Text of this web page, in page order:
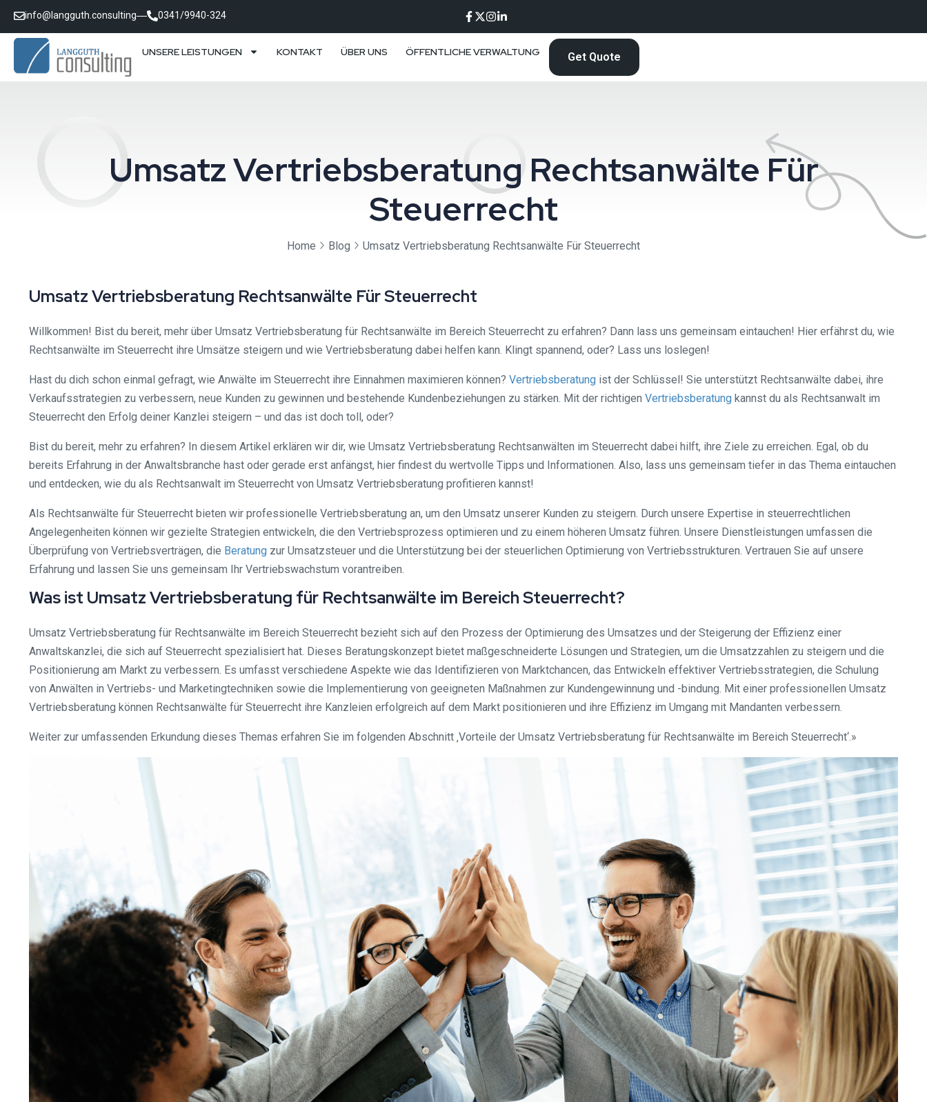
info@langguth.consulting 0341/9940-324
UNSERE LEISTUNGEN KONTAKT ÜBER UNS ÖFFENTLICHE VERWALTUNG Get Quote
Umsatz Vertriebsberatung Rechtsanwälte Für
Steuerrecht
Home Blog Umsatz Vertriebsberatung Rechtsanwälte Für Steuerrecht
Umsatz Vertriebsberatung Rechtsanwälte Für Steuerrecht
Willkommen! Bist du bereit, mehr über Umsatz Vertriebsberatung für Rechtsanwälte im Bereich Steuerrecht zu erfahren? Dann lass uns gemeinsam eintauchen! Hier erfährst du, wie
Rechtsanwälte im Steuerrecht ihre Umsätze steigern und wie Vertriebsberatung dabei helfen kann. Klingt spannend, oder? Lass uns loslegen!
Hast du dich schon einmal gefragt, wie Anwälte im Steuerrecht ihre Einnahmen maximieren können? Vertriebsberatung ist der Schlüssel! Sie unterstützt Rechtsanwälte dabei, ihre
Verkaufsstrategien zu verbessern, neue Kunden zu gewinnen und bestehende Kundenbeziehungen zu stärken. Mit der richtigen Vertriebsberatung kannst du als Rechtsanwalt im
Steuerrecht den Erfolg deiner Kanzlei steigern – und das ist doch toll, oder?
Bist du bereit, mehr zu erfahren? In diesem Artikel erklären wir dir, wie Umsatz Vertriebsberatung Rechtsanwälten im Steuerrecht dabei hilft, ihre Ziele zu erreichen. Egal, ob du
bereits Erfahrung in der Anwaltsbranche hast oder gerade erst anfängst, hier findest du wertvolle Tipps und Informationen. Also, lass uns gemeinsam tiefer in das Thema eintauchen
und entdecken, wie du als Rechtsanwalt im Steuerrecht von Umsatz Vertriebsberatung profitieren kannst!
Als Rechtsanwälte für Steuerrecht bieten wir professionelle Vertriebsberatung an, um den Umsatz unserer Kunden zu steigern. Durch unsere Expertise in steuerrechtlichen
Angelegenheiten können wir gezielte Strategien entwickeln, die den Vertriebsprozess optimieren und zu einem höheren Umsatz führen. Unsere Dienstleistungen umfassen die
Überprüfung von Vertriebsverträgen, die Beratung zur Umsatzsteuer und die Unterstützung bei der steuerlichen Optimierung von Vertriebsstrukturen. Vertrauen Sie auf unsere
Erfahrung und lassen Sie uns gemeinsam Ihr Vertriebswachstum vorantreiben.
Was ist Umsatz Vertriebsberatung für Rechtsanwälte im Bereich Steuerrecht?
Umsatz Vertriebsberatung für Rechtsanwälte im Bereich Steuerrecht bezieht sich auf den Prozess der Optimierung des Umsatzes und der Steigerung der Effizienz einer
Anwaltskanzlei, die sich auf Steuerrecht spezialisiert hat. Dieses Beratungskonzept bietet maßgeschneiderte Lösungen und Strategien, um die Umsatzzahlen zu steigern und die
Positionierung am Markt zu verbessern. Es umfasst verschiedene Aspekte wie das Identifizieren von Marktchancen, das Entwickeln effektiver Vertriebsstrategien, die Schulung
von Anwälten in Vertriebs- und Marketingtechniken sowie die Implementierung von geeigneten Maßnahmen zur Kundengewinnung und -bindung. Mit einer professionellen Umsatz
Vertriebsberatung können Rechtsanwälte für Steuerrecht ihre Kanzleien erfolgreich auf dem Markt positionieren und ihre Effizienz im Umgang mit Mandanten verbessern.
Weiter zur umfassenden Erkundung dieses Themas erfahren Sie im folgenden Abschnitt ‚Vorteile der Umsatz Vertriebsberatung für Rechtsanwälte im Bereich Steuerrecht‘.»